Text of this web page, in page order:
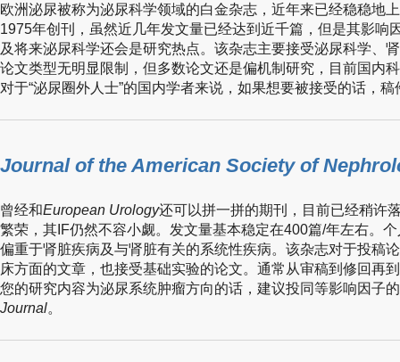
欧洲泌尿被称为泌尿科学领域的白金杂志，近年来已经稳稳地
1975年创刊，虽然近几年发文量已经达到近千篇，但是其影响
及将来泌尿科学还会是研究热点。该杂志主要接受泌尿科学、
论文类型无明显限制，但多数论文还是偏机制研究，目前国内
对于“泌尿圈外人士”的国内学者来说，如果想要被接受的话，
Journal of the American Society of
曾经和European Urology还可以拼一拼的期刊，目前已经稍许
繁荣，其IF仍然不容小觑。发文量基本稳定在400篇/年左右。
偏重于肾脏疾病及与肾脏有关的系统性疾病。该杂志对于投稿
床方面的文章，也接受基础实验的论文。通常从审稿到修回再
您的研究内容为泌尿系统肿瘤方向的话，建议投同等影响因子的
Journal。